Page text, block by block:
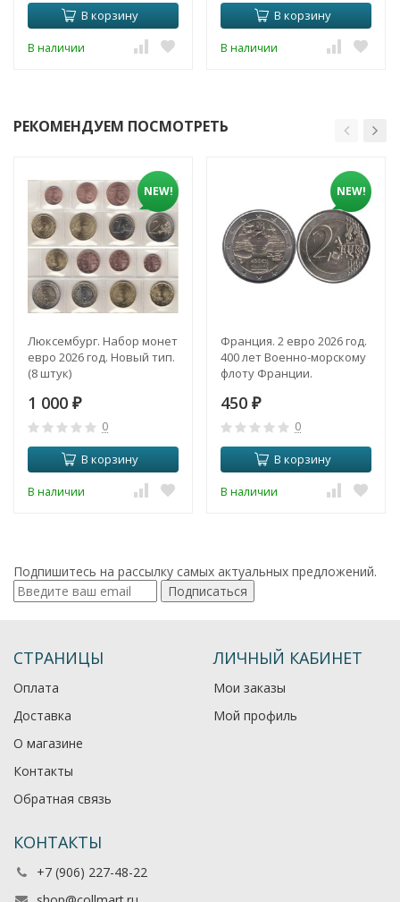
В корзину
В наличии
В корзину
В наличии
РЕКОМЕНДУЕМ ПОСМОТРЕТЬ
NEW!
Люксембург. Набор монет
евро 2026 год. Новый тип.
(8 штук)
1 000 ₽
0
В корзину
В наличии
NEW!
Франция. 2 евро 2026 год.
400 лет Военно-морскому
флоту Франции.
450 ₽
0
В корзину
В наличии
Подпишитесь на рассылку самых актуальных предложений.
Подписаться
СТРАНИЦЫ
Оплата
Доставка
О магазине
Контакты
Обратная связь
ЛИЧНЫЙ КАБИНЕТ
Мои заказы
Мой профиль
КОНТАКТЫ
+7 (906) 227-48-22